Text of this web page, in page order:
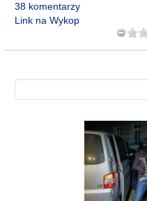
38 komentarzy
Link na Wykop